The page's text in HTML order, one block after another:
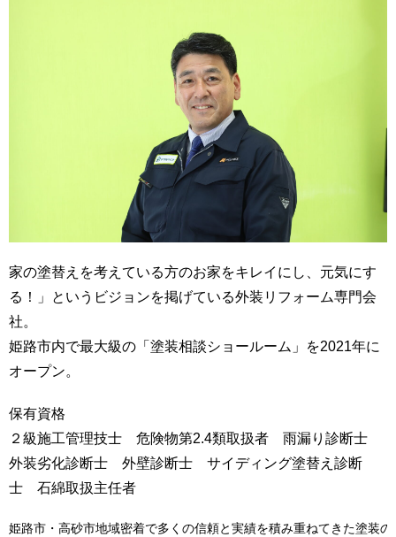
家の塗替えを考えている方のお家をキレイにし、元気にす
る！」というビジョンを掲げている外装リフォーム専門会
社。
姫路市内で最大級の「塗装相談ショールーム」を2021年に
オープン。
保有資格
２級施工管理技士 危険物第2.4類取扱者 雨漏り診断士
外装劣化診断士 外壁診断士 サイディング塗替え診断
士 石綿取扱主任者
姫路市・高砂市地域密着で多くの信頼と実績を積み重ねてきた塗装